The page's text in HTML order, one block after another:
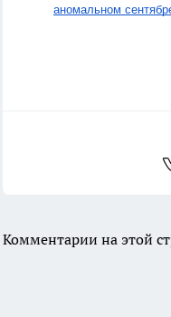
аномальном
Комментарии на этой